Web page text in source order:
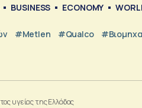
BUSINESS ECONOMY
#metlen #Qualco
υγείας της Ελλάδας